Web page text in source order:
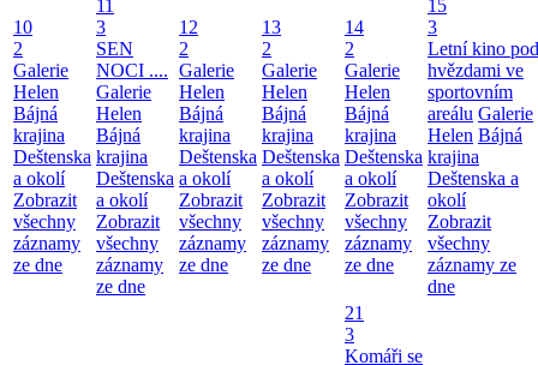
10
2
Galerie
Helen
Bájná
krajina
Deštenska
a okolí
Zobrazit
všechny
záznamy
ze dne
11
3
SEN
NOCI ....
Galerie
Helen
Bájná
krajina
Deštenska
a okolí
Zobrazit
všechny
záznamy
ze dne
12
2
Galerie
Helen
Bájná
krajina
Deštenska
a okolí
Zobrazit
všechny
záznamy
ze dne
13
2
Galerie
Helen
Bájná
krajina
Deštenska
a okolí
Zobrazit
všechny
záznamy
ze dne
14
2
Galerie
Helen
Bájná
krajina
Deštenska
a okolí
Zobrazit
všechny
záznamy
ze dne
15
3
Letní kino pod
hvězdami ve
sportovním
areálu Galerie
Helen Bájná
krajina
Deštenska a
okolí
Zobrazit
všechny
záznamy ze
dne
21
3
Komáři se